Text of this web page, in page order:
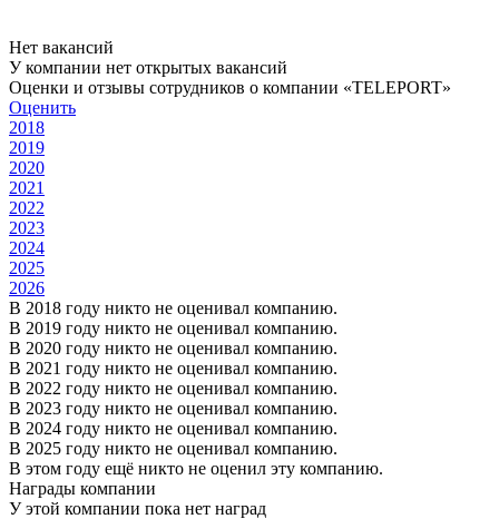
Нет вакансий
У компании нет открытых вакансий
Оценки и отзывы сотрудников о компании «TELEPORT»
Оценить
2018
2019
2020
2021
2022
2023
2024
2025
2026
В 2018 году никто не оценивал компанию.
В 2019 году никто не оценивал компанию.
В 2020 году никто не оценивал компанию.
В 2021 году никто не оценивал компанию.
В 2022 году никто не оценивал компанию.
В 2023 году никто не оценивал компанию.
В 2024 году никто не оценивал компанию.
В 2025 году никто не оценивал компанию.
В этом году ещё никто не оценил эту компанию.
Награды компании
У этой компании пока нет наград